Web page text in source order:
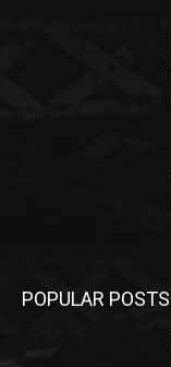
POPULAR POSTS